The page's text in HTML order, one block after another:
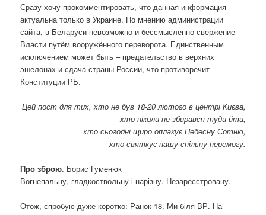
Сразу хочу прокомментировать, что данная информация
актуальна только в Украине. По мнению администрации
сайта, в Беларуси невозможно и бессмысленно свержение
Власти путём вооружённого переворота. Единственным
исключением может быть – предательство в верхних
эшелонах и сдача страны России, что противоречит
Конституции РБ.
Цей пост для тих, хто не був 18-20 лютого в центрі Києва,
хто ніколи не збирався туди йти,
хто сьогодні щиро оплакує Небесну Сотню,
хто святкує нашу спільну перемогу.
Про зброю. Борис Гуменюк
Вогнепальну, гладкоствольну і нарізну. Незареєстровану.
Отож, спробую дуже коротко: Ранок 18. Ми біля ВР. На